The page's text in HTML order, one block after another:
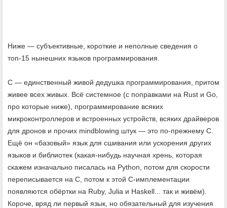
Ниже — субъективные, короткие и неполные сведения о
топ-15 нынешних языков программирования.
C — единственный живой дедушка программирования, притом
живее всех живых. Всё системное (с поправками на Rust и Go,
про которые ниже), программирование всяких
микроконтроллеров и встроенных устройств, всяких драйверов
для дронов и прочих mindblowing штук — это по-прежнему C.
Ещё он «базовый» язык для сшивания или ускорения других
языков и библиотек (какая-нибудь научная хрень, которая
скажем изначально писалась на Python, потом для скорости
переписывается на C, потом к этой C-имплементации
появляются обёртки на Ruby, Julia и Haskell... так и живём).
Короче, вряд ли первый язык, но обязательный для изучения